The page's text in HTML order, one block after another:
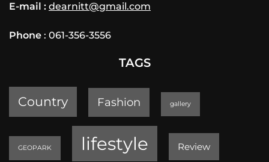
E-mail : dearnitt@gmail.com
Phone : 061-356-3556
TAGS
Country Fashion gallery
GEOPARK lifestyle Review